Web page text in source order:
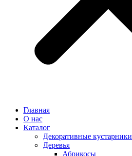
Главная
О нас
Каталог
Декоративные кустарники
Деревья
Абрикосы